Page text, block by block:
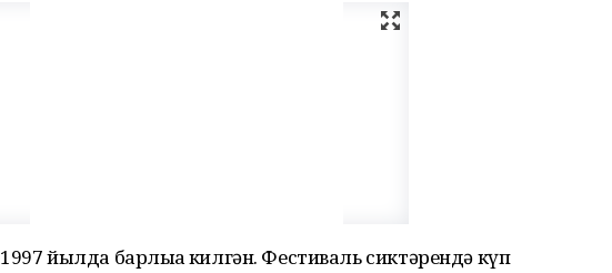
йылда барлыҡҡа килгән. Фестиваль сиктәрендә күп